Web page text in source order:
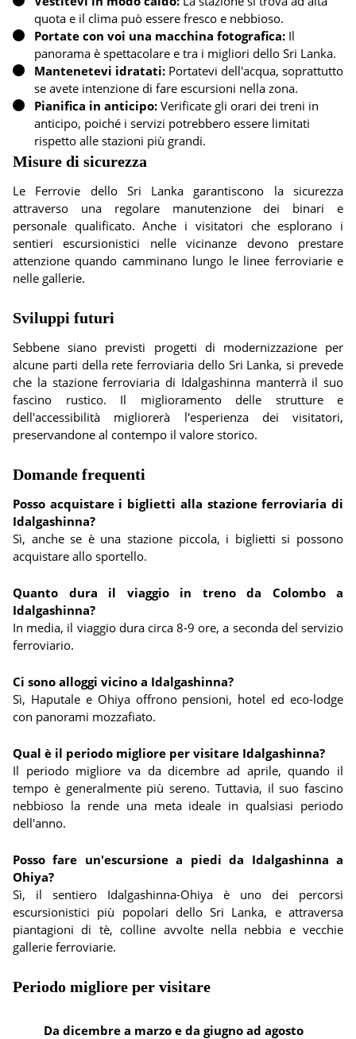
quota e il clima può essere fresco e nebbioso.
Portate con voi una macchina fotografica: Il
panorama è spettacolare e tra i migliori dello Sri Lanka.
Mantenetevi idratati: Portatevi dell'acqua, soprattutto
se avete intenzione di fare escursioni nella zona.
Pianifica in anticipo: Verificate gli orari dei treni in
anticipo, poiché i servizi potrebbero essere limitati
rispetto alle stazioni più grandi.
Misure di sicurezza
Le Ferrovie dello Sri Lanka garantiscono la sicurezza
attraverso una regolare manutenzione dei binari e
personale qualificato. Anche i visitatori che esplorano i
sentieri escursionistici nelle vicinanze devono prestare
attenzione quando camminano lungo le linee ferroviarie e
nelle gallerie.
Sviluppi futuri
Sebbene siano previsti progetti di modernizzazione per
alcune parti della rete ferroviaria dello Sri Lanka, si prevede
che la stazione ferroviaria di Idalgashinna manterrà il suo
fascino rustico. Il miglioramento delle strutture e
dell'accessibilità migliorerà l'esperienza dei visitatori,
preservandone al contempo il valore storico.
Domande frequenti
Posso acquistare i biglietti alla stazione ferroviaria di
Idalgashinna?
Sì, anche se è una stazione piccola, i biglietti si possono
acquistare allo sportello.
Quanto dura il viaggio in treno da Colombo a
Idalgashinna?
In media, il viaggio dura circa 8-9 ore, a seconda del servizio
ferroviario.
Ci sono alloggi vicino a Idalgashinna?
Sì, Haputale e Ohiya offrono pensioni, hotel ed eco-lodge
con panorami mozzafiato.
Qual è il periodo migliore per visitare Idalgashinna?
Il periodo migliore va da dicembre ad aprile, quando il
tempo è generalmente più sereno. Tuttavia, il suo fascino
nebbioso la rende una meta ideale in qualsiasi periodo
dell'anno.
Posso fare un'escursione a piedi da Idalgashinna a
Ohiya?
Sì, il sentiero Idalgashinna-Ohiya è uno dei percorsi
escursionistici più popolari dello Sri Lanka, e attraversa
piantagioni di tè, colline avvolte nella nebbia e vecchie
gallerie ferroviarie.
Periodo migliore per visitare
Da dicembre a marzo e da giugno ad agosto